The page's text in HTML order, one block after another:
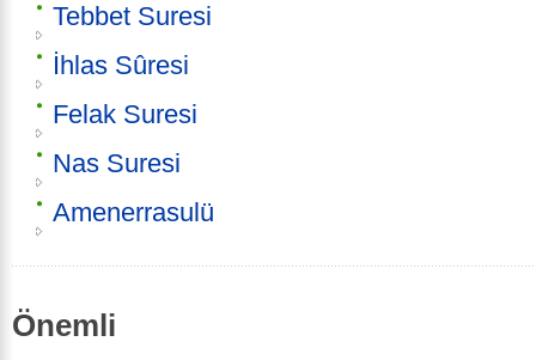
Tebbet Suresi
İhlas Sûresi
Felak Suresi
Nas Suresi
Amenerrasulü
Önemli